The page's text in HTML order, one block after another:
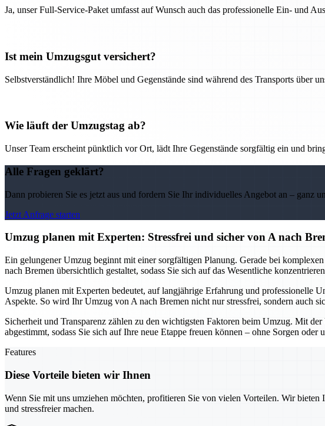
Ja, unser Full-Service-Paket umfasst auf Wunsch auch das professionelle Ein- und
Ist mein Umzugsgut versichert?
Selbstverständlich! Ihre Möbel und Gegenstände sind während des Transports über
Wie läuft der Umzugstag ab?
Unser Team erscheint pünktlich vor Ort, lädt Ihre Gegenstände sorgfältig ein und
Alle Fragen geklärt?
Dann probieren Sie es jetzt aus und fordern Sie Ihr individuelles Angebot an – ganz
Jetzt Anfrage starten
Umzug planen mit Experten: Stressfrei und sicher von A nach
Ein gelungener Umzug beginnt mit einer sorgfältigen Planung. Gerade bei
nach Bremen übersichtlich gestaltet, sodass Sie sich auf das Wesentliche
Umzug planen mit Experten bedeutet, auf langjährige Erfahrung und professionelle
Aspekte. So wird Ihr Umzug von A nach Bremen nicht nur stressfrei, sondern auch
Sicherheit und Transparenz zählen zu den wichtigsten Faktoren beim Umzug. Mit
abgestimmt, sodass Sie sich auf Ihre neue Etappe freuen können – ohne Sorgen oder
Features
Diese Vorteile bieten wir Ihnen
Wenn Sie mit uns umziehen möchten, profitieren Sie von vielen Vorteilen. Wir
und stressfreier machen.